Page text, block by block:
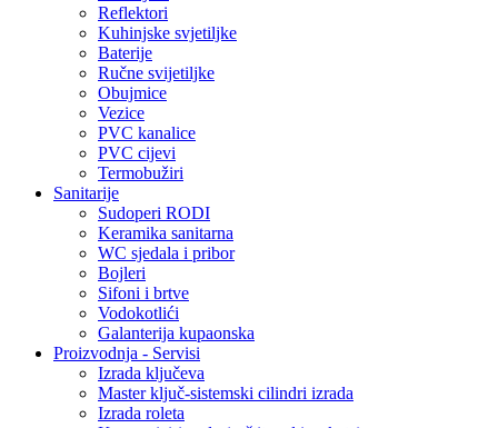
Reflektori
Kuhinjske svjetiljke
Baterije
Ručne svijetiljke
Obujmice
Vezice
PVC kanalice
PVC cijevi
Termobužiri
Sanitarije
Sudoperi RODI
Keramika sanitarna
WC sjedala i pribor
Bojleri
Sifoni i brtve
Vodokotlići
Galanterija kupaonska
Proizvodnja - Servisi
Izrada ključeva
Master ključ-sistemski cilindri izrada
Izrada roleta